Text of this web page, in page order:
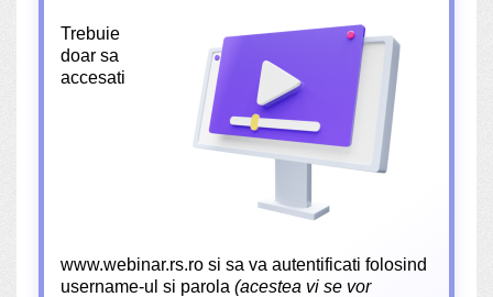
Trebuie
doar sa
accesati
www.webinar.rs.ro si sa va autentificati folosind
username-ul si parola (acestea vi se vor